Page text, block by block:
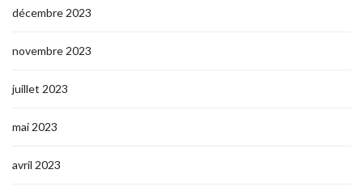
décembre 2023
novembre 2023
juillet 2023
mai 2023
avril 2023